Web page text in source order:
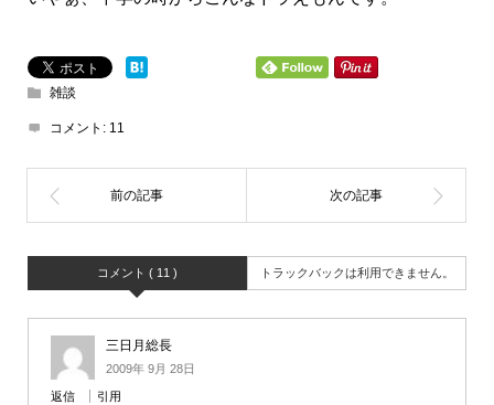
雑談
コメント: 11
コメント ( 11 ) トラックバックは利用できません。
三日月総長
2009年 9月 28日
返信 引用